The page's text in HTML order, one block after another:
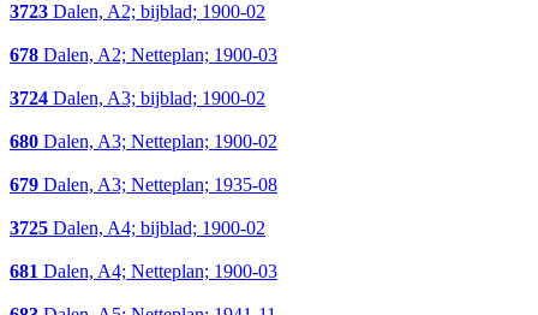
3723 Dalen, A2; bijblad; 1900-02
678 Dalen, A2; Netteplan; 1900-03
3724 Dalen, A3; bijblad; 1900-02
680 Dalen, A3; Netteplan; 1900-02
679 Dalen, A3; Netteplan; 1935-08
3725 Dalen, A4; bijblad; 1900-02
681 Dalen, A4; Netteplan; 1900-03